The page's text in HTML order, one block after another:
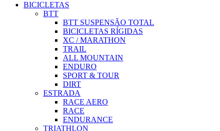
BICICLETAS
BTT
BTT SUSPENSÃO TOTAL
BICICLETAS RÍGIDAS
XC / MARATHON
TRAIL
ALL MOUNTAIN
ENDURO
SPORT & TOUR
DIRT
ESTRADA
RACE AERO
RACE
ENDURANCE
TRIATHLON